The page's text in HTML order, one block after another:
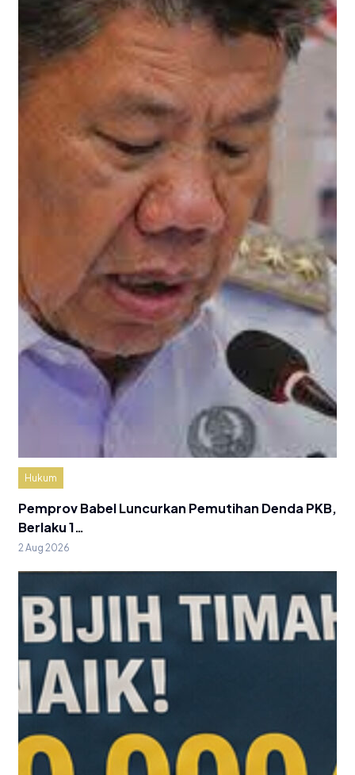
Hukum
Pemprov Babel Luncurkan Pemutihan Denda PKB,
Berlaku 1…
2 Aug 2026